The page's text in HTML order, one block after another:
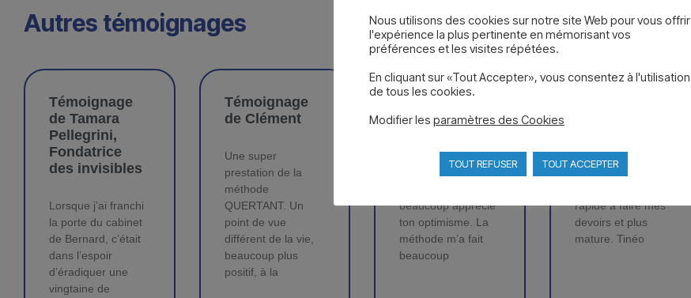
Autres témoignages
Témoignage
de Tamara
Pellegrini,
Fondatrice
des invisibles
Lorsque j’ai franchi
la porte du cabinet
de Bernard, c’était
dans l’espoir
d’éradiquer une
vingtaine de
Témoignage
de Clément
Une super
prestation de la
méthode
QUERTANT. Un
point de vue
différent de la vie,
beaucoup plus
positif, à la
de Sandrine
Merci de m’avoir
beaucoup apprécié
ton optimisme. La
méthode m’a fait
beaucoup
Merci Catherine
rapide à faire mes
devoirs et plus
mature. Tinéo
Nous utilisons des cookies sur notre site Web pour vous offrir
l'expérience la plus pertinente en mémorisant vos
préférences et les visites répétées.
En cliquant sur «Tout Accepter», vous consentez à l'utilisation
de tous les cookies.
Modifier les paramètres des Cookies
TOUT REFUSER TOUT ACCEPTER